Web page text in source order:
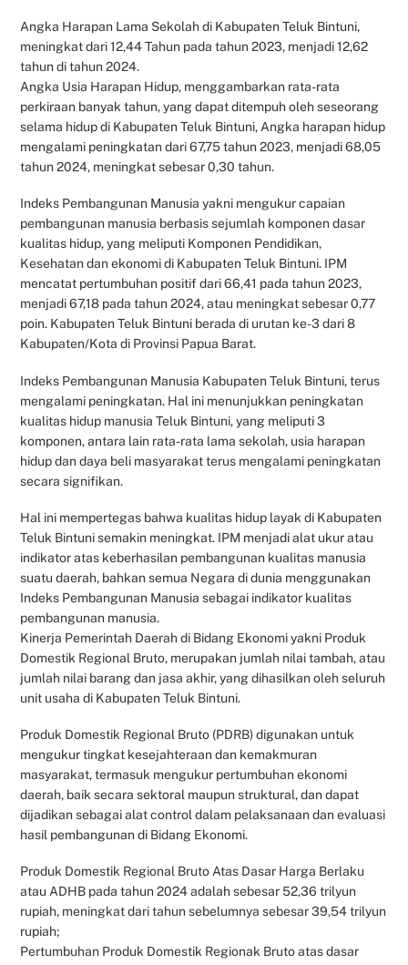
Angka Harapan Lama Sekolah di Kabupaten Teluk Bintuni,
meningkat dari 12,44 Tahun pada tahun 2023, menjadi 12,62
tahun di tahun 2024.
Angka Usia Harapan Hidup, menggambarkan rata-rata
perkiraan banyak tahun, yang dapat ditempuh oleh seseorang
selama hidup di Kabupaten Teluk Bintuni, Angka harapan hidup
mengalami peningkatan dari 67,75 tahun 2023, menjadi 68,05
tahun 2024, meningkat sebesar 0,30 tahun.
Indeks Pembangunan Manusia yakni mengukur capaian
pembangunan manusia berbasis sejumlah komponen dasar
kualitas hidup, yang meliputi Komponen Pendidikan,
Kesehatan dan ekonomi di Kabupaten Teluk Bintuni. IPM
mencatat pertumbuhan positif dari 66,41 pada tahun 2023,
menjadi 67,18 pada tahun 2024, atau meningkat sebesar 0,77
poin. Kabupaten Teluk Bintuni berada di urutan ke-3 dari 8
Kabupaten/Kota di Provinsi Papua Barat.
Indeks Pembangunan Manusia Kabupaten Teluk Bintuni, terus
mengalami peningkatan. Hal ini menunjukkan peningkatan
kualitas hidup manusia Teluk Bintuni, yang meliputi 3
komponen, antara lain rata-rata lama sekolah, usia harapan
hidup dan daya beli masyarakat terus mengalami peningkatan
secara signifikan.
Hal ini mempertegas bahwa kualitas hidup layak di Kabupaten
Teluk Bintuni semakin meningkat. IPM menjadi alat ukur atau
indikator atas keberhasilan pembangunan kualitas manusia
suatu daerah, bahkan semua Negara di dunia menggunakan
Indeks Pembangunan Manusia sebagai indikator kualitas
pembangunan manusia.
Kinerja Pemerintah Daerah di Bidang Ekonomi yakni Produk
Domestik Regional Bruto, merupakan jumlah nilai tambah, atau
jumlah nilai barang dan jasa akhir, yang dihasilkan oleh seluruh
unit usaha di Kabupaten Teluk Bintuni.
Produk Domestik Regional Bruto (PDRB) digunakan untuk
mengukur tingkat kesejahteraan dan kemakmuran
masyarakat, termasuk mengukur pertumbuhan ekonomi
daerah, baik secara sektoral maupun struktural, dan dapat
dijadikan sebagai alat control dalam pelaksanaan dan evaluasi
hasil pembangunan di Bidang Ekonomi.
Produk Domestik Regional Bruto Atas Dasar Harga Berlaku
atau ADHB pada tahun 2024 adalah sebesar 52,36 trilyun
rupiah, meningkat dari tahun sebelumnya sebesar 39,54 trilyun
rupiah;
Pertumbuhan Produk Domestik Regionak Bruto atas dasar